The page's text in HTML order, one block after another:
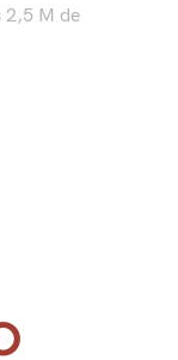
2,5 M de